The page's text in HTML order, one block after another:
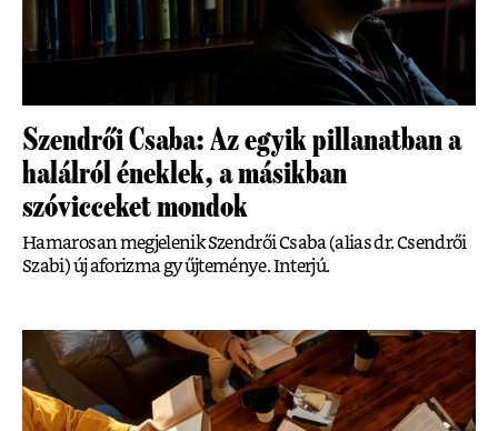
Szendrői Csaba: Az egyik pillanatban a
halálról éneklek, a másikban
szóvicceket mondok
Hamarosan megjelenik Szendrői Csaba (alias dr. Csendrői
Szabi) új aforizma gyűjteménye. Interjú.